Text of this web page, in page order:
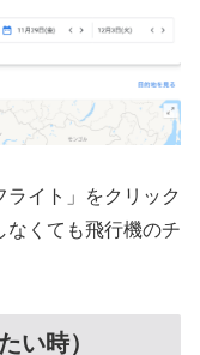
ライト」をクリック
なくても飛行機のチ
い時）